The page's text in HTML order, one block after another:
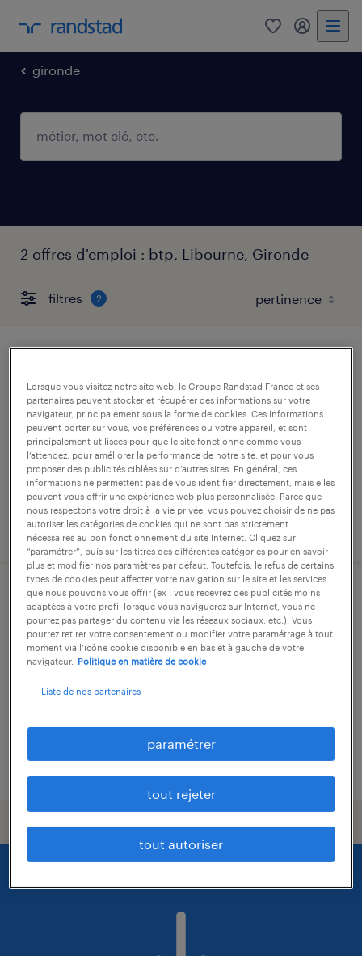
0 mon
gironde
2 offres d'emploi : btp, Libourne, Gironde
filtres 2
libourne, gironde
intérim
13,00 € - 17,00 € par heure
publié le 27 juillet 2026
électricien bâtiment n2p2 – travail en
hauteur (h/f) – saint-aignan (33)
saint-aignan, gironde
intérim
publié le 13 juillet 2026
Lorsque vous visitez notre site web, le Groupe Randstad France et ses
partenaires peuvent stocker et récupérer des informations sur votre
navigateur, principalement sous la forme de cookies. Ces informations
peuvent porter sur vous, vos préférences ou votre appareil, et sont
principalement utilisées pour que le site fonctionne comme vous
l’attendez, pour améliorer la performance de notre site, et pour vous
proposer des publicités ciblées sur d’autres sites. En général, ces
informations ne permettent pas de vous identifier directement, mais elles
peuvent vous offrir une expérience web plus personnalisée. Parce que
nous respectons votre droit à la vie privée, vous pouvez choisir de ne pas
autoriser les catégories de cookies qui ne sont pas strictement
nécessaires au bon fonctionnement du site Internet. Cliquez sur
“paramétrer”, puis sur les titres des différentes catégories pour en savoir
plus et modifier nos paramètres par défaut. Toutefois, le refus de certains
types de cookies peut affecter votre navigation sur le site et les services
que nous pouvons vous offrir (ex : vous recevrez des publicités moins
adaptées à votre profil lorsque vous naviguerez sur Internet, vous ne
pourrez pas partager du contenu via les réseaux sociaux, etc.). Vous
pourrez retirer votre consentement ou modifier votre paramétrage à tout
moment via l’icône cookie disponible en bas et à gauche de votre
navigateur.
Politique en matière de cookie
Liste de nos partenaires
paramétrer
tout rejeter
tout autoriser